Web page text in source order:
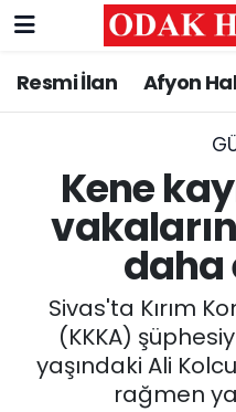
Resmi İlan Afyon
Kene
daha
Sivas'ta Kırım
(KKKA)
yaşındaki Ali
rağmen
ASAYİŞ
GÜNCEL
SİYASET
EĞİTİM
Nöbetçi Eczaneler
Trafik Durumu
Süper Lig Puan
Tüm Manşetler
Son Dakika